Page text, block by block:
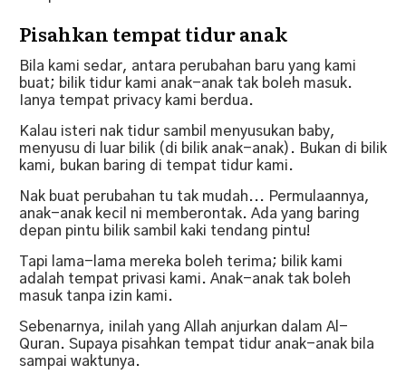
Pisahkan tempat tidur anak
Bila kami sedar, antara perubahan baru yang kami
buat; bilik tidur kami anak-anak tak boleh masuk.
Ianya tempat privacy kami berdua.
Kalau isteri nak tidur sambil menyusukan baby,
menyusu di luar bilik (di bilik anak-anak). Bukan di bilik
kami, bukan baring di tempat tidur kami.
Nak buat perubahan tu tak mudah... Permulaannya,
anak-anak kecil ni memberontak. Ada yang baring
depan pintu bilik sambil kaki tendang pintu!
Tapi lama-lama mereka boleh terima; bilik kami
adalah tempat privasi kami. Anak-anak tak boleh
masuk tanpa izin kami.
Sebenarnya, inilah yang Allah anjurkan dalam Al-
Quran. Supaya pisahkan tempat tidur anak-anak bila
sampai waktunya.